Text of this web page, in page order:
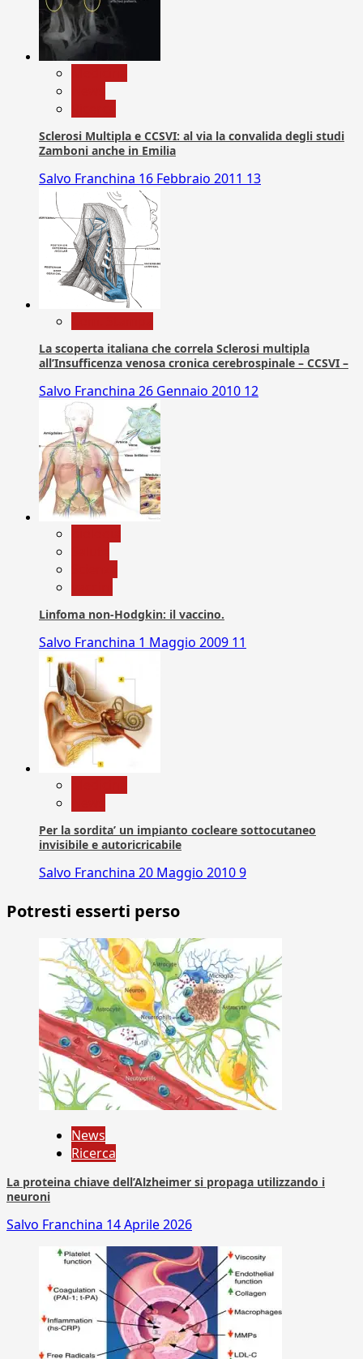
Sclerosi Multipla e CCSVI: al via la convalida degli studi
Zamboni anche in Emilia
Salvo Franchina 16 Febbraio 2011 13
La scoperta italiana che correla Sclerosi multipla
all’Insufficenza venosa cronica cerebrospinale – CCSVI –
Salvo Franchina 26 Gennaio 2010 12
Linfoma non-Hodgkin: il vaccino.
Salvo Franchina 1 Maggio 2009 11
Per la sordita’ un impianto cocleare sottocutaneo
invisibile e autoricricabile
Salvo Franchina 20 Maggio 20109
Potresti esserti perso
News
Ricerca
La proteina chiave dell’Alzheimer si propaga utilizzando i
neuroni
Salvo Franchina 14 Aprile 2026